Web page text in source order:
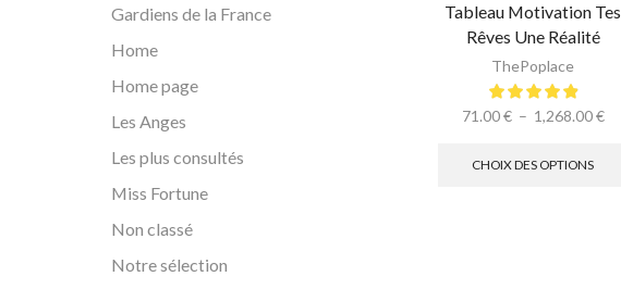
Tableau Motivation Tes
Rêves Une Réalité
ThePoplace
71.00€ – 1,268.00€
CHOIX DES OPTIONS
Gardiens de la France
Home
Home page
Les Anges
Les plus consultés
Miss Fortune
Non classé
Notre sélection